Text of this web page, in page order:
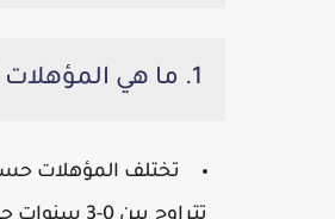
1. ما هي المؤهلات المطلوبة للتقديم على الوظائف؟
تختلف المؤهلات